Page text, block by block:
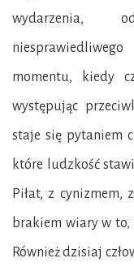
wydarzenia,
momentu, kiedy
występując
staje się pytaniem
które ludzkość
Piłat, z cynizmem,
brakiem wiary w to,
Również dzisiaj